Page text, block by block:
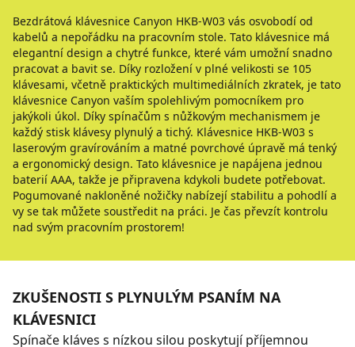
Bezdrátová klávesnice Canyon HKB-W03 vás osvobodí od
kabelů a nepořádku na pracovním stole. Tato klávesnice má
elegantní design a chytré funkce, které vám umožní snadno
pracovat a bavit se. Díky rozložení v plné velikosti se 105
klávesami, včetně praktických multimediálních zkratek, je tato
klávesnice Canyon vaším spolehlivým pomocníkem pro
jakýkoli úkol. Díky spínačům s nůžkovým mechanismem je
každý stisk klávesy plynulý a tichý. Klávesnice HKB-W03 s
laserovým gravírováním a matné povrchové úpravě má tenký
a ergonomický design. Tato klávesnice je napájena jednou
baterií AAA, takže je připravena kdykoli budete potřebovat.
Pogumované nakloněné nožičky nabízejí stabilitu a pohodlí a
vy se tak můžete soustředit na práci. Je čas převzít kontrolu
nad svým pracovním prostorem!
ZKUŠENOSTI S PLYNULÝM PSANÍM NA
KLÁVESNICI
Spínače kláves s nízkou silou poskytují příjemnou